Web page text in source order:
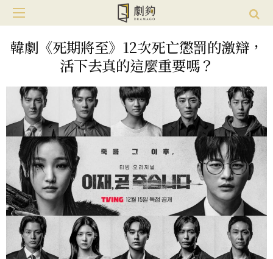
韓劇《死期將至》12次死亡懲罰的激辯，
活下去真的這麼重要嗎？